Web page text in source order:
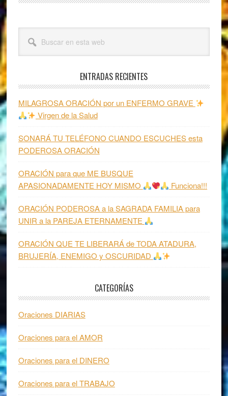
Barra
lateral
esta
ENTRADAS RECIENTES
MILAGROSA ORACIÓN por un ENFERMO GRAVE
Virgen de la Salud
SONARÁ TU TELÉFONO CUANDO ESCUCHES esta
PODEROSA ORACIÓN
ORACIÓN para que ME BUSQUE
APASIONADAMENTE HOY MISMO
Funciona!!!
ORACIÓN PODEROSA a la SAGRADA FAMILIA para
UNIR a la PAREJA ETERNAMENTE
ORACIÓN QUE TE LIBERARÁ de TODA ATADURA,
BRUJERÍA, ENEMIGO y OSCURIDAD
CATEGORÍAS
Oraciones DIARIAS
Oraciones para el AMOR
Oraciones para el DINERO
Oraciones para el TRABAJO